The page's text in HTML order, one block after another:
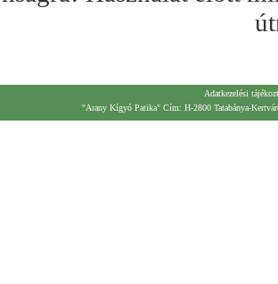
Adatkezelési
"Arany Kígyó Patika" Cím: H-2800 Tatabánya-